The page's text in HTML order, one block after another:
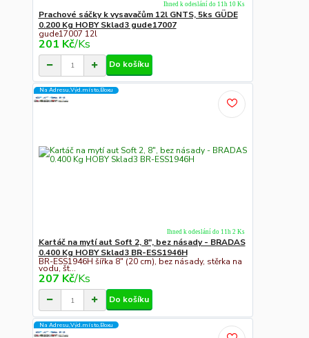
Prachové sáčky k vysavačům 12l GNTS, 5ks GÜDE
0.200 Kg HOBY Sklad3 gude17007
gude17007 12l
201 Kč/Ks
Ihned k odeslání do 11h 10 Ks
Do košíku
Na Adresu,Výd.místo,Boxu
Kartáč na mytí aut Soft 2, 8", bez násady - BRADAS
0.400 Kg HOBY Sklad3 BR-ESS1946H
BR-ESS1946H šířka 8" (20 cm), bez násady, stěrka na
vodu, št...
207 Kč/Ks
Ihned k odeslání do 11h 2 Ks
Do košíku
Na Adresu,Výd.místo,Boxu